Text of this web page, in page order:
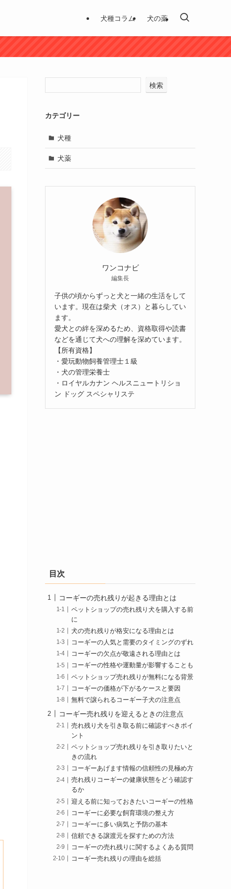
犬種コラム 犬の薬
検索
カテゴリー
犬種
犬薬
ワンコナビ
編集長
子供の頃からずっと犬と一緒の生活をして
います。現在は柴犬（オス）と暮らしてい
ます。
愛犬との絆を深めるため、資格取得や読書
などを通じて犬への理解を深めています。
【所有資格】
・愛玩動物飼養管理士１級
・犬の管理栄養士
・ロイヤルカナン ヘルスニュートリショ
ン ドッグ スペシャリステ
目次
コーギーの売れ残りが起きる理由とは
ペットショップの売れ残り犬を購入する前
に
犬の売れ残りが格安になる理由とは
コーギーの人気と需要のタイミングのずれ
コーギーの欠点が敬遠される理由とは
コーギーの性格や運動量が影響することも
ペットショップ売れ残りが無料になる背景
コーギーの価格が下がるケースと要因
無料で譲られるコーギー子犬の注意点
コーギー売れ残りを迎えるときの注意点
売れ残り犬を引き取る前に確認すべきポイ
ント
ペットショップ売れ残りを引き取りたいと
きの流れ
コーギーあげます情報の信頼性の見極め方
売れ残りコーギーの健康状態をどう確認す
るか
迎える前に知っておきたいコーギーの性格
コーギーに必要な飼育環境の整え方
コーギーに多い病気と予防の基本
信頼できる譲渡元を探すための方法
コーギーの売れ残りに関するよくある質問
コーギー売れ残りの理由を総括